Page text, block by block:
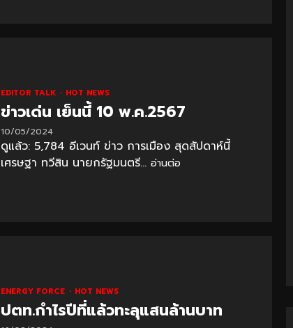
EDITOR TALK HOT NEWS
ข่าวเด่น เย็นนี้ 10 พ.ค.2567
10/05/2024
ดูแล้ว: 5,784 อีเวนท์ ข่าว การเมือง สุดสัปดาห์นี้
เศรษฐา ทวีสิน นายกรัฐมนตรี... อ่านต่อ
ENERGY FORCE HOT NEWS
ปตท.กำไรปีที่แล้วทะลุแสนล้านบาท